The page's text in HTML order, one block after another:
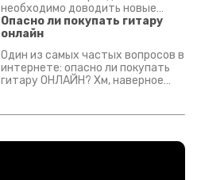
необходимо доводить новые
гитары? Если кратко - да.
Подробно - в видео :)
Опасно ли покупать гитару
онлайн
Один из самых частых вопросов в
интернете: опасно ли покупать
гитару ОНЛАЙН? Хм, наверное
застрахован. Случись что -